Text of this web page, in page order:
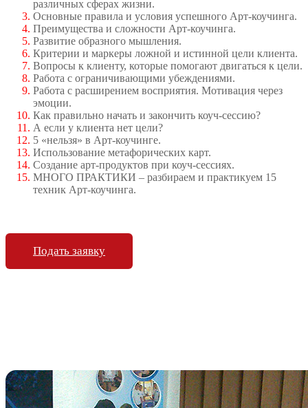
различных сферах жизни.
Основные правила и условия успешного Арт-коучинга.
Преимущества и сложности Арт-коучинга.
Развитие образного мышления.
Критерии и маркеры ложной и истинной цели клиента.
Вопросы к клиенту, которые помогают двигаться к цели.
Работа с ограничивающими убеждениями.
Работа с расширением восприятия. Мотивация через
эмоции.
Как правильно начать и закончить коуч-сессию?
А если у клиента нет цели?
5 «нельзя» в Арт-коучинге.
Использование метафорических карт.
Создание арт-продуктов при коуч-сессиях.
МНОГО ПРАКТИКИ – разбираем и практикуем 15
техник Арт-коучинга.
Подать заявку